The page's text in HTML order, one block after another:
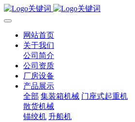
网站首页
关于我们
公司简介
公司资质
厂房设备
产品展示
全部 集装箱机械 门座式起重机
散货机械
锚绞机 升船机